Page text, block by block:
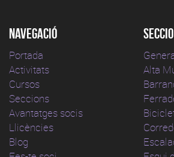
Navegació
Portada
Activitats
Cursos
Seccions
Avantatges socis
Llicències
Blog
Alta